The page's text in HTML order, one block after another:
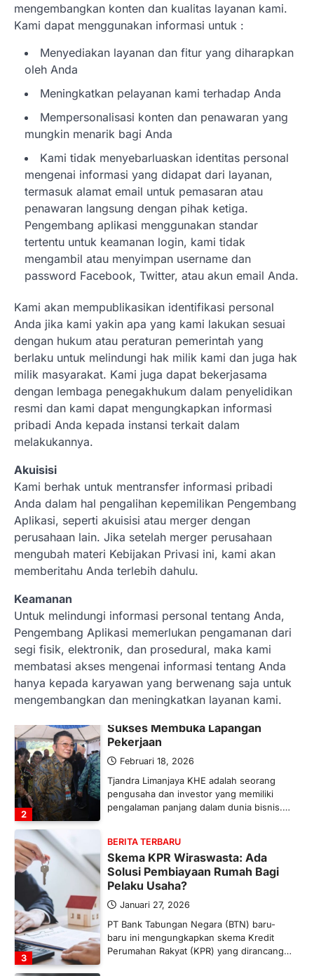
mengembangkan konten dan kualitas layanan kami.
Kami dapat menggunakan informasi untuk :
Menyediakan layanan dan fitur yang diharapkan
oleh Anda
Meningkatkan pelayanan kami terhadap Anda
Mempersonalisasi konten dan penawaran yang
mungkin menarik bagi Anda
Kami tidak menyebarluaskan identitas personal
mengenai informasi yang didapat dari layanan,
termasuk alamat email untuk pemasaran atau
penawaran langsung dengan pihak ketiga.
Pengembang aplikasi menggunakan standar
tertentu untuk keamanan login, kami tidak
mengambil atau menyimpan username dan
password Facebook, Twitter, atau akun email Anda.
Kami akan mempublikasikan identifikasi personal
Anda jika kami yakin apa yang kami lakukan sesuai
dengan hukum atau peraturan pemerintah yang
berlaku untuk melindungi hak milik kami dan juga hak
milik masyarakat. Kami juga dapat bekerjasama
dengan lembaga penegakhukum dalam penyelidikan
resmi dan kami dapat mengungkapkan informasi
pribadi Anda kepada instansi terkait dalam
melakukannya.
Akuisisi
Kami berhak untuk mentransfer informasi pribadi
Anda dalam hal pengalihan kepemilikan Pengembang
Aplikasi, seperti akuisisi atau merger dengan
perusahaan lain. Jika setelah merger perusahaan
mengubah materi Kebijakan Privasi ini, kami akan
memberitahu Anda terlebih dahulu.
Keamanan
Untuk melindungi informasi personal tentang Anda,
Pengembang Aplikasi memerlukan pengamanan dari
segi fisik, elektronik, dan prosedural, maka kami
membatasi akses mengenai informasi tentang Anda
hanya kepada karyawan yang berwenang saja untuk
mengembangkan dan meningkatkan layanan kami.
Skema KPR Wiraswasta: Ada
Solusi Pembiayaan Rumah Bagi
Pelaku Usaha?
Januari 27, 2026
PT Bank Tabungan Negara (BTN) baru-
baru ini mengungkapkan skema Kredit
Perumahan Rakyat (KPR) yang dirancang…
4
BERITA TERBARU
Direktur PT GEB Tjandra
Limanjaya bin Yohanes
Hal yang harus ada pada seorang pebisnis
adalah prinsip dan pengetahuan. Jika
Anda adalah seorang…
BERITA TERBARU
Impor BBM Sudah Direstui,
Distribusi ke SPBU Swasta Sudah
Pemerintah melalui Kementerian Energi
dan Sumber Daya Mineral (ESDM) telah
memberikan izin kepada operator SPBU…
1
BERITA TERBARU
Banyak Negara Incar Urea RI,
Industri Pupuk Indonesia Kembali
Ketegangan di Timur Tengah mulai
mengubah peta pasokan komoditas
global, termasuk pupuk. Di tengah
situasi…
2
BERITA TERBARU
Sukses Membuka Lapangan
Pekerjaan
Februari 18, 2026
Tjandra Limanjaya KHE adalah seorang
pengusaha dan investor yang memiliki
pengalaman panjang dalam dunia bisnis.…
3
BERITA TERBARU
Skema KPR Wiraswasta: Ada
Solusi Pembiayaan Rumah Bagi
Pelaku Usaha?
Januari 27, 2026
PT Bank Tabungan Negara (BTN) baru-
baru ini mengungkapkan skema Kredit
Perumahan Rakyat (KPR) yang dirancang…